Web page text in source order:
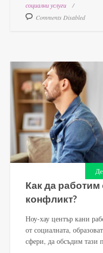
социални услуги
Comments Disabled
Как да работим
конфликт?
Ноу-хау център кани
от социалната,
сфери, да обсъдим тази